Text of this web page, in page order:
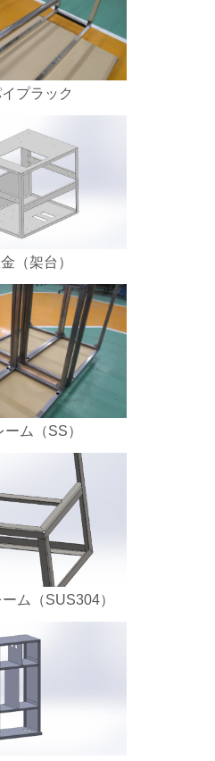
プラック
（架台）
ム（SS）
ム（SUS304）